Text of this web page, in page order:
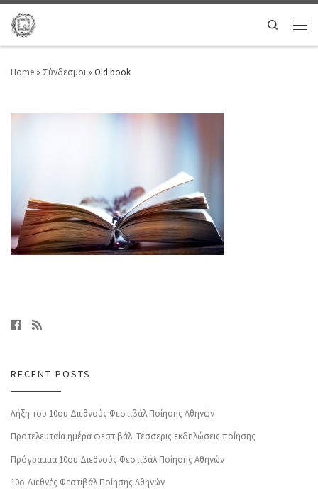
Search
Home » Σύνδεσμοι » Old book
RECENT POSTS
Λήξη του 10ου Διεθνούς Φεστιβάλ Ποίησης Αθηνών
Προτελευταία ημέρα φεστιβάλ: Τέσσερις εκδηλώσεις ποίησης
Πρόγραμμα 10ου Διεθνούς Φεστιβάλ Ποίησης Αθηνών
10o Διεθνές Φεστιβάλ Ποίησης Αθηνών